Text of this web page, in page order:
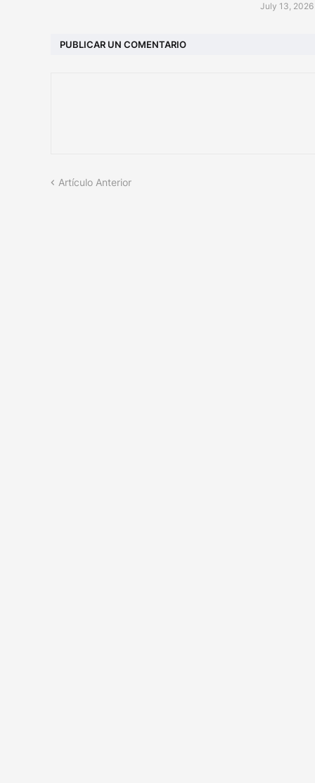
July 13, 2026
PUBLICAR UN COMENTARIO
Artículo Anterior